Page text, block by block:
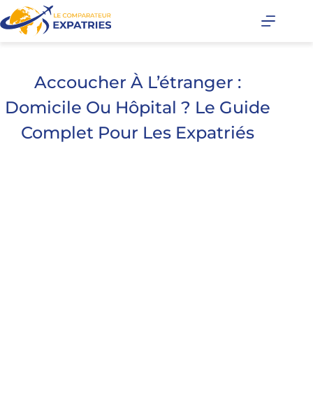
Accoucher À L’étranger :
Domicile Ou Hôpital ? Le Guide
Complet Pour Les Expatriés